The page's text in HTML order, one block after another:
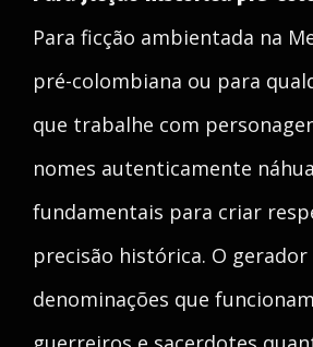
Para ficção ambientada na
pré-colombiana ou para
que trabalhe com
nomes autenticamente
fundamentais para criar
precisão histórica. O gerador
denominações que